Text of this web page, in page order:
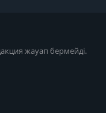
жауап бермейді.